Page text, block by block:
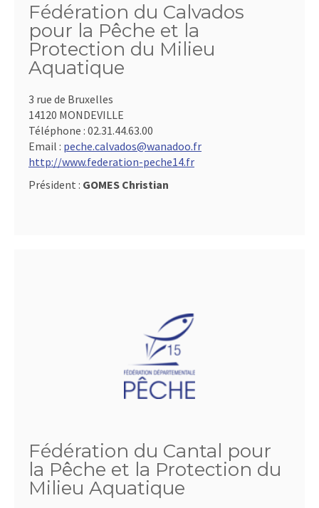
Fédération du Calvados
pour la Pêche et la
Protection du Milieu
Aquatique
3 rue de Bruxelles
14120 MONDEVILLE
Téléphone : 02.31.44.63.00
Email : peche.calvados@wanadoo.fr
http://www.federation-peche14.fr
Président : GOMES Christian
Fédération du Cantal pour
la Pêche et la Protection du
Milieu Aquatique